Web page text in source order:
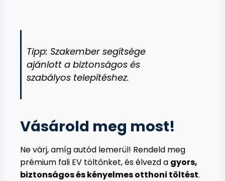
Tipp: Szakember segítsége
ajánlott a biztonságos és
szabályos telepítéshez.
Vásárold meg most!
Ne várj, amíg autód lemerül! Rendeld meg
prémium fali EV töltőnket, és élvezd a gyors,
biztonságos és kényelmes otthoni töltést.